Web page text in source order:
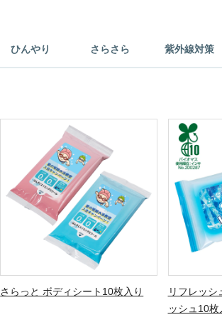
ひんやり さらさら 紫外線対策
さらっと ボディシート10枚入り
リフレッシ
ッシュ10枚